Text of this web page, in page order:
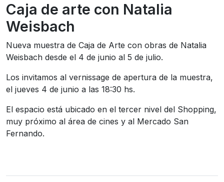
Caja de arte con Natalia
Weisbach
Nueva muestra de Caja de Arte con obras de Natalia
Weisbach desde el 4 de junio al 5 de julio.
Los invitamos al vernissage de apertura de la muestra,
el jueves 4 de junio a las 18:30 hs.
El espacio está ubicado en el tercer nivel del Shopping,
muy próximo al área de cines y al Mercado San
Fernando.